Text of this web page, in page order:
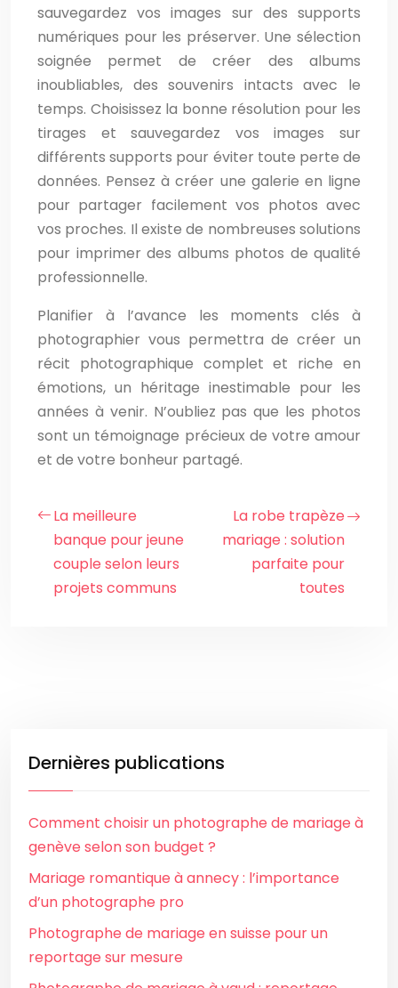
sauvegardez vos images sur des supports
numériques pour les préserver. Une sélection
soignée permet de créer des albums
inoubliables, des souvenirs intacts avec le
temps. Choisissez la bonne résolution pour les
tirages et sauvegardez vos images sur
différents supports pour éviter toute perte de
données. Pensez à créer une galerie en ligne
pour partager facilement vos photos avec
vos proches. Il existe de nombreuses solutions
pour imprimer des albums photos de qualité
professionnelle.
Planifier à l’avance les moments clés à
photographier vous permettra de créer un
récit photographique complet et riche en
émotions, un héritage inestimable pour les
années à venir. N’oubliez pas que les photos
sont un témoignage précieux de votre amour
et de votre bonheur partagé.
La meilleure
banque pour jeune
couple selon leurs
projets communs
La robe trapèze
mariage : solution
parfaite pour
toutes
Dernières publications
Comment choisir un photographe de mariage à
genève selon son budget ?
Mariage romantique à annecy : l’importance
d’un photographe pro
Photographe de mariage en suisse pour un
reportage sur mesure